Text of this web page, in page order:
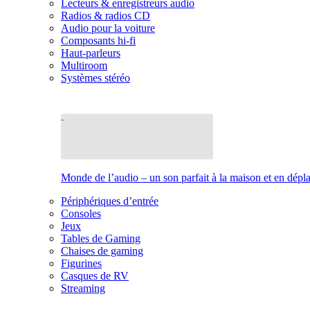
Lecteurs & enregistreurs audio
Radios & radios CD
Audio pour la voiture
Composants hi-fi
Haut-parleurs
Multiroom
Systèmes stéréo
Monde de l’audio – un son parfait à la maison et en
Périphériques d’entrée
Consoles
Jeux
Tables de Gaming
Chaises de gaming
Figurines
Casques de RV
Streaming